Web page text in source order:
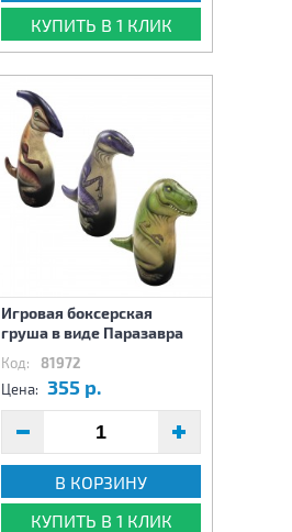
КУПИТЬ В 1 КЛИК
Игровая боксерская
груша в виде Паразавра
Код: 81972
Цена: 355 р.
В КОРЗИНУ
КУПИТЬ В 1 КЛИК